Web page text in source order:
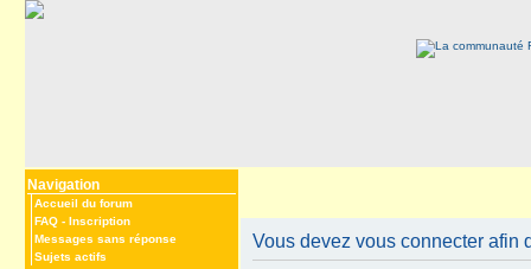
Navigation
Accueil du forum
FAQ - Inscription
Messages sans réponse
Sujets actifs
Vous devez vous connecter afin